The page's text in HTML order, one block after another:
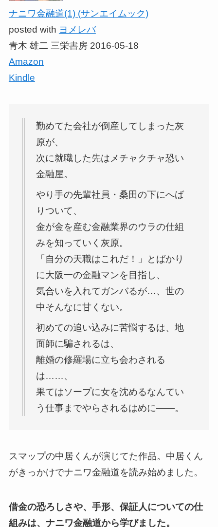
ナニワ金融道(1) (サンエイムック)
posted with ヨメレバ
青木 雄二 三栄書房 2016-05-18
Amazon
Kindle
勤めてた会社が倒産してしまった灰
原が、
次に就職した先はメチャクチャ恐い
金融屋。
やり手の先輩社員・桑田の下にへば
りついて、
金が金を産む金融業界のウラの仕組
みを知っていく灰原。
「自分の天職はこれだ！」とばかり
に大阪一の金融マンを目指し、
気合いを入れてガンバるが…、世の
中そんなに甘くない。
初めての追い込みに苦悩するは、地
面師に騙されるは、
離婚の修羅場に立ち会わされる
は……、
果てはソープに女を沈めるなんてい
う仕事までやらされるはめに――。
スマップの中居くんが演じてた作品。中居くん
がきっかけでナニワ金融道を読み始めました。
借金の恐ろしさや、手形、保証人についての仕
組みは、ナニワ金融道から学びました。